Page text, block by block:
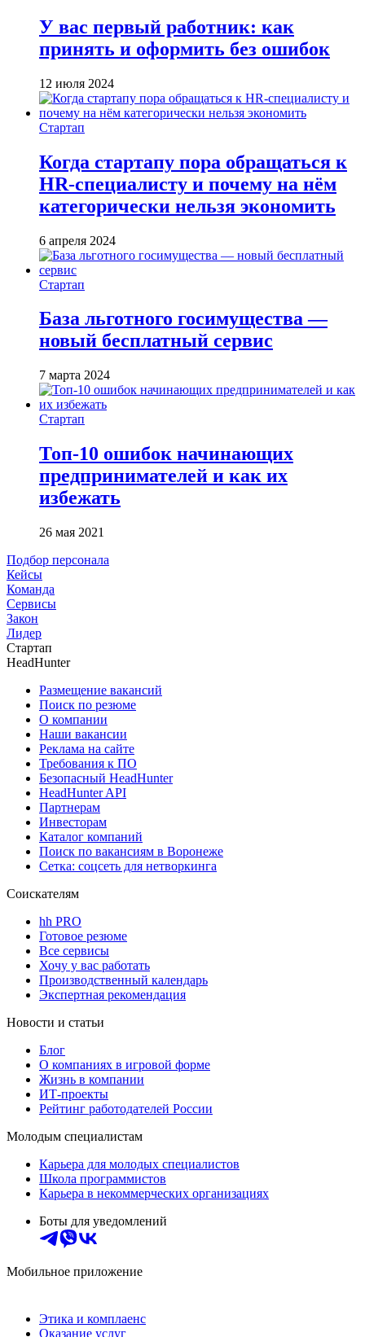
У вас первый работник: как
принять и оформить без ошибок
12 июля 2024
Стартап
Когда стартапу пора обращаться к
HR-специалисту и почему на нём
категорически нельзя экономить
6 апреля 2024
Стартап
База льготного госимущества —
новый бесплатный сервис
7 марта 2024
Стартап
Топ-10 ошибок начинающих
предпринимателей и как их
избежать
26 мая 2021
Подбор персонала
Кейсы
Команда
Сервисы
Закон
Лидер
Стартап
HeadHunter
Размещение вакансий
Поиск по резюме
О компании
Наши вакансии
Реклама на сайте
Требования к ПО
Безопасный HeadHunter
HeadHunter API
Партнерам
Инвесторам
Каталог компаний
Поиск по вакансиям в Воронеже
Сетка: соцсеть для нетворкинга
Соискателям
hh PRO
Готовое резюме
Все сервисы
Хочу у вас работать
Производственный календарь
Экспертная рекомендация
Новости и статьи
Блог
О компаниях в игровой форме
Жизнь в компании
ИТ-проекты
Рейтинг работодателей России
Молодым специалистам
Карьера для молодых специалистов
Школа программистов
Карьера в некоммерческих организациях
Боты для уведомлений
Мобильное приложение
Этика и комплаенс
Оказание услуг